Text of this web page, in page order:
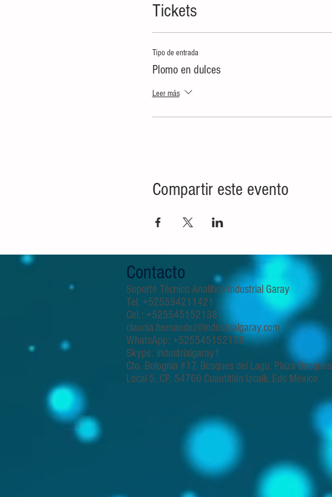
Tickets
Tipo de entrada
Plomo en dulces
Leer más
Compartir este evento
Contacto
Soporte Técnico Analítico Industrial Garay
Tel. +525594211421
Cel.: +525545152138
claudia.hernandez@industrialgaray.com
WhatsApp: +525545152138
Skype: industrialgaray1
Cto. Bolognia #17, Bosques del Lago, Plaza Bosques
Local 5, CP. 54760 Cuautitlán Izcalli, Edo México